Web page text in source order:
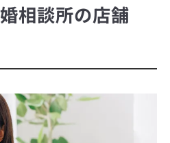
相談所の店舗